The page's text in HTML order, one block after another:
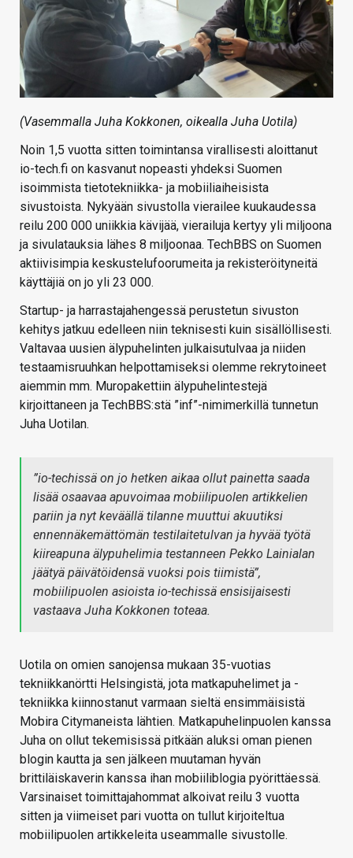
HAKU
(Vasemmalla Juha Kokkonen, oikealla Juha Uotila)
Noin 1,5 vuotta sitten toimintansa virallisesti aloittanut
io-tech.fi on kasvanut nopeasti yhdeksi Suomen
isoimmista tietotekniikka- ja mobiiliaiheisista
sivustoista. Nykyään sivustolla vierailee kuukaudessa
reilu 200 000 uniikkia kävijää, vierailuja kertyy yli miljoona
ja sivulatauksia lähes 8 miljoonaa. TechBBS on Suomen
aktiivisimpia keskustelufoorumeita ja rekisteröityneitä
käyttäjiä on jo yli 23 000.
Startup- ja harrastajahengessä perustetun sivuston
kehitys jatkuu edelleen niin teknisesti kuin sisällöllisesti.
Valtavaa uusien älypuhelinten julkaisutulvaa ja niiden
testaamisruuhkan helpottamiseksi olemme rekrytoineet
aiemmin mm. Muropakettiin älypuhelintestejä
kirjoittaneen ja TechBBS:stä ”inf”-nimimerkillä tunnetun
Juha Uotilan.
”io-techissä on jo hetken aikaa ollut painetta saada
lisää osaavaa apuvoimaa mobiilipuolen artikkelien
pariin ja nyt keväällä tilanne muuttui akuutiksi
ennennäkemättömän testilaitetulvan ja hyvää työtä
kiireapuna älypuhelimia testanneen Pekko Lainialan
jäätyä päivätöidensä vuoksi pois tiimistä”,
mobiilipuolen asioista io-techissä ensisijaisesti
vastaava Juha Kokkonen toteaa.
Uotila on omien sanojensa mukaan 35-vuotias
tekniikkanörtti Helsingistä, jota matkapuhelimet ja -
tekniikka kiinnostanut varmaan sieltä ensimmäisistä
Mobira Citymaneista lähtien. Matkapuhelinpuolen kanssa
Juha on ollut tekemisissä pitkään aluksi oman pienen
blogin kautta ja sen jälkeen muutaman hyvän
brittiläiskaverin kanssa ihan mobiiliblogia pyörittäessä.
Varsinaiset toimittajahommat alkoivat reilu 3 vuotta
sitten ja viimeiset pari vuotta on tullut kirjoiteltua
mobiilipuolen artikkeleita useammalle sivustolle.